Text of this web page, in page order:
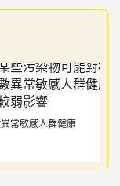
常敏感人群健康